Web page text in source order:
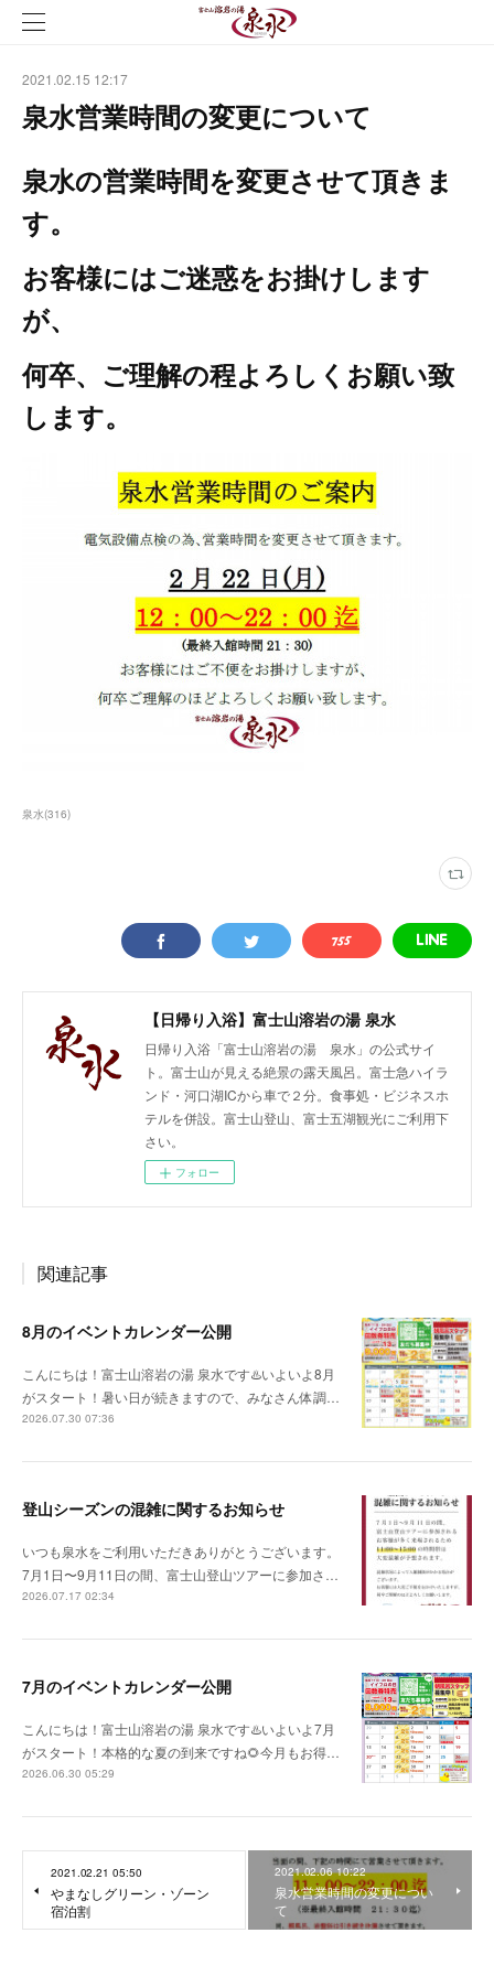
2021.02.15 12:17
泉水営業時間の変更について
泉水の営業時間を変更させて頂きま
す。
お客様にはご迷惑をお掛けします
が、
何卒、ご理解の程よろしくお願い致
します。
泉水(316)
【日帰り入浴】富士山溶岩の湯 泉水
日帰り入浴「富士山溶岩の湯 泉水」の公式サイ
ト。富士山が見える絶景の露天風呂。富士急ハイラ
ンド・河口湖ICから車で２分。食事処・ビジネスホ
テルを併設。富士山登山、富士五湖観光にご利用下
さい。
フォロー
関連記事
8月のイベントカレンダー公開
こんにちは！富士山溶岩の湯 泉水です♨️いよいよ8月
がスタート！暑い日が続きますので、みなさん体調…
2026.07.30 07:36
登山シーズンの混雑に関するお知らせ
いつも泉水をご利用いただきありがとうございます。
7月1日〜9月11日の間、富士山登山ツアーに参加さ…
2026.07.17 02:34
7月のイベントカレンダー公開
こんにちは！富士山溶岩の湯 泉水です♨️いよいよ7月
がスタート！本格的な夏の到来ですね🌻今月もお得…
2026.06.30 05:29
2021.02.21 05:50
やまなしグリーン・ゾーン
宿泊割
2021.02.06 10:22
泉水営業時間の変更につい
て